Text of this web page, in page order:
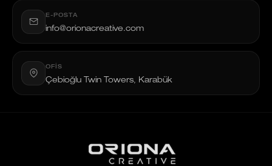
E-POSTA
info@orionacreative.com
OFIS
Çebioğlu Twin Towers, Karabük